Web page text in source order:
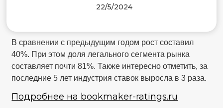
22/5/2024
В сравнении с предыдущим годом рост составил
40%. При этом доля легального сегмента рынка
составляет почти 81%. Также интересно отметить, за
последние 5 лет индустрия ставок выросла в 3 раза.
Подробнее на bookmaker-ratings.ru